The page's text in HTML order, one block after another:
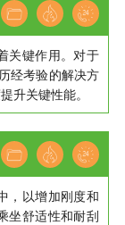
关键作用。对于
经考验的解决方
升关键性能。
，以增加刚度和
坐舒适性和耐刮